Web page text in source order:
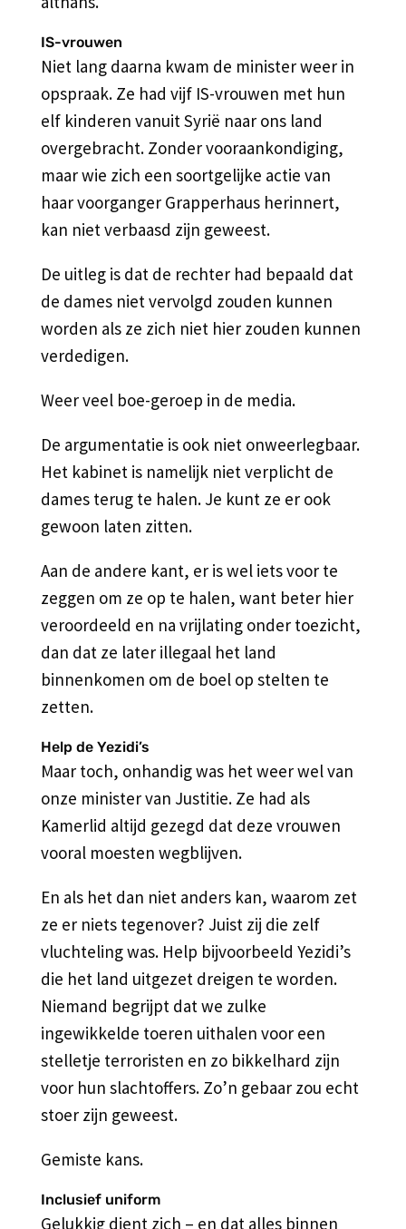
IS-vrouwen
Niet lang daarna kwam de minister weer in
opspraak. Ze had vijf IS-vrouwen met hun
elf kinderen vanuit Syrië naar ons land
overgebracht. Zonder vooraankondiging,
maar wie zich een soortgelijke actie van
haar voorganger Grapperhaus herinnert,
kan niet verbaasd zijn geweest.
De uitleg is dat de rechter had bepaald dat
de dames niet vervolgd zouden kunnen
worden als ze zich niet hier zouden kunnen
verdedigen.
Weer veel boe-geroep in de media.
De argumentatie is ook niet onweerlegbaar.
Het kabinet is namelijk niet verplicht de
dames terug te halen. Je kunt ze er ook
gewoon laten zitten.
Aan de andere kant, er is wel iets voor te
zeggen om ze op te halen, want beter hier
veroordeeld en na vrijlating onder toezicht,
dan dat ze later illegaal het land
binnenkomen om de boel op stelten te
zetten.
Help de Yezidi’s
Maar toch, onhandig was het weer wel van
onze minister van Justitie. Ze had als
Kamerlid altijd gezegd dat deze vrouwen
vooral moesten wegblijven.
En als het dan niet anders kan, waarom zet
ze er niets tegenover? Juist zij die zelf
vluchteling was. Help bijvoorbeeld Yezidi’s
die het land uitgezet dreigen te worden.
Niemand begrijpt dat we zulke
ingewikkelde toeren uithalen voor een
stelletje terroristen en zo bikkelhard zijn
voor hun slachtoffers. Zo’n gebaar zou echt
stoer zijn geweest.
Gemiste kans.
Inclusief uniform
Gelukkig dient zich – en dat alles binnen